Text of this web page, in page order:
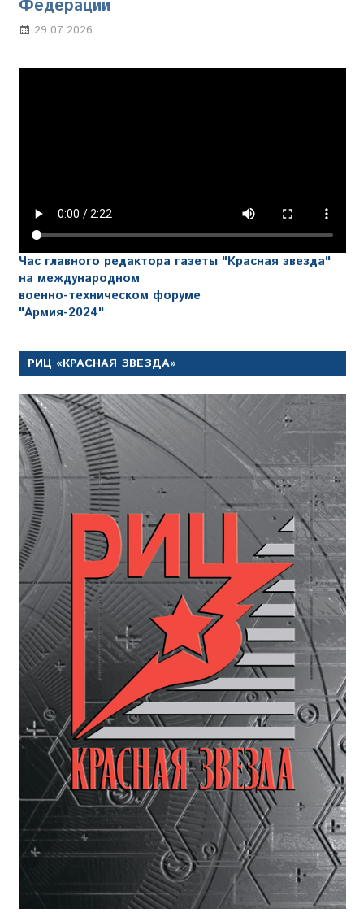
Федерации
29.07.2026
Час главного редактора газеты "Красная звезда"
на международном
военно-техническом форуме
"Армия-2024"
РИЦ «КРАСНАЯ ЗВЕЗДА»